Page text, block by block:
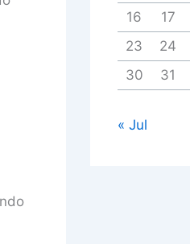
16
17
23
24
30
31
« Jul